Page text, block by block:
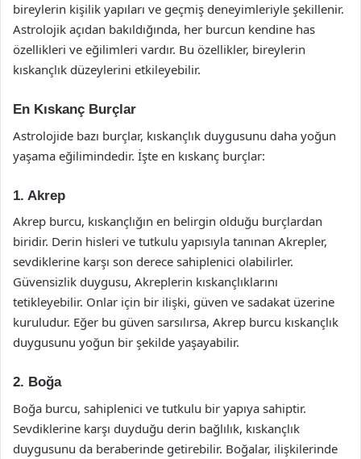
bireylerin kişilik yapıları ve geçmiş deneyimleriyle şekillenir.
Astrolojik açıdan bakıldığında, her burcun kendine has
özellikleri ve eğilimleri vardır. Bu özellikler, bireylerin
kıskançlık düzeylerini etkileyebilir.
En Kıskanç Burçlar
Astrolojide bazı burçlar, kıskançlık duygusunu daha yoğun
yaşama eğilimindedir. İşte en kıskanç burçlar:
1. Akrep
Akrep burcu, kıskançlığın en belirgin olduğu burçlardan
biridir. Derin hisleri ve tutkulu yapısıyla tanınan Akrepler,
sevdiklerine karşı son derece sahiplenici olabilirler.
Güvensizlik duygusu, Akreplerin kıskançlıklarını
tetikleyebilir. Onlar için bir ilişki, güven ve sadakat üzerine
kuruludur. Eğer bu güven sarsılırsa, Akrep burcu kıskançlık
duygusunu yoğun bir şekilde yaşayabilir.
2. Boğa
Boğa burcu, sahiplenici ve tutkulu bir yapıya sahiptir.
Sevdiklerine karşı duyduğu derin bağlılık, kıskançlık
duygusunu da beraberinde getirebilir. Boğalar, ilişkilerinde